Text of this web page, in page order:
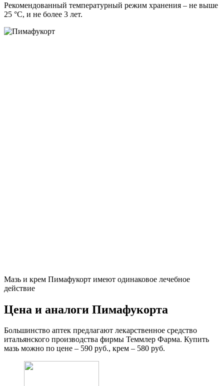
Рекомендованный температурный режим хранения – не выше
25 °C, и не более 3 лет.
Мазь и крем Пимафукорт имеют одинаковое лечебное
действие
Цена и аналоги Пимафукорта
Большинство аптек предлагают лекарственное средство
итальянского производства фирмы Теммлер Фарма. Купить
мазь можно по цене – 590 руб., крем – 580 руб.